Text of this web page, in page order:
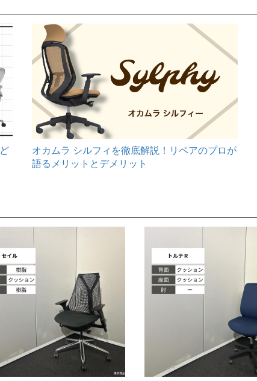
オカムラ シルフィを徹底解説！リペアのプロが
語るメリットとデメリット